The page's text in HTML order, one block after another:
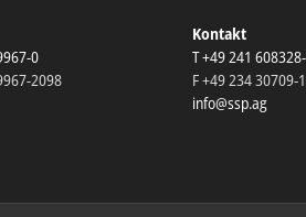
0
2098
Kontakt
T +49 241
F +49 234 30709-
info@ssp.ag